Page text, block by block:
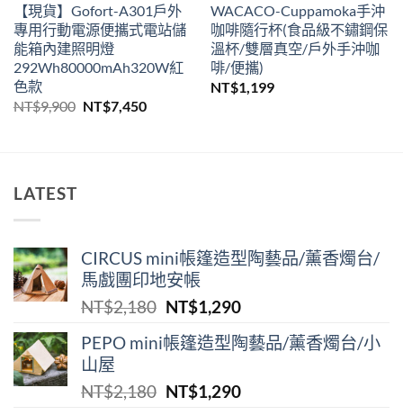
【現貨】Gofort-A301戶外
專用行動電源便攜式電站儲
能箱內建照明燈
292Wh80000mAh320W紅
色款
NT$9,900 原
NT$7,450目
WACACO-Cuppamoka手沖
咖啡隨行杯(食品級不鏽鋼保
溫杯/雙層真空/戶外手沖咖
啡/便攜)
NT$1,199
LATEST
CIRCUS mini帳篷造型陶藝品/薰香燭台/
馬戲團印地安帳
NT$2,180 原
價
NT$2,180。
NT$1,290目
價
NT$1,290。
PEPO mini帳篷造型陶藝品/薰香燭台/小
山屋
NT$2,180 原
NT$1,290目